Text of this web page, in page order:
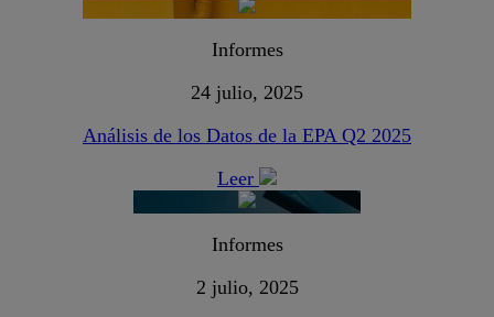
Informes
24 julio, 2025
Análisis de los Datos de la EPA Q2 2025
Leer
Informes
2 julio, 2025